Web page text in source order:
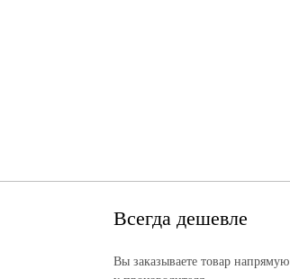
Всегда дешевле
Вы заказываете товар напрямую